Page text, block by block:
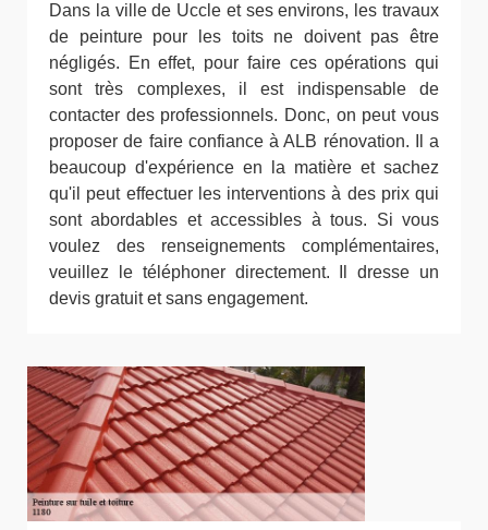
Dans la ville de Uccle et ses environs, les travaux
de peinture pour les toits ne doivent pas être
négligés. En effet, pour faire ces opérations qui
sont très complexes, il est indispensable de
contacter des professionnels. Donc, on peut vous
proposer de faire confiance à ALB rénovation. Il a
beaucoup d'expérience en la matière et sachez
qu'il peut effectuer les interventions à des prix qui
sont abordables et accessibles à tous. Si vous
voulez des renseignements complémentaires,
veuillez le téléphoner directement. Il dresse un
devis gratuit et sans engagement.